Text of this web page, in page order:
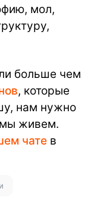
мол,
больше чем
, которые
нам нужно
мы живем.
чате в